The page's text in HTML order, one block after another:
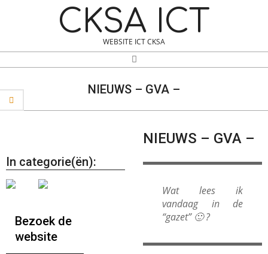
CKSA ICT
WEBSITE ICT CKSA
Search
NIEUWS – GVA –
In categorie(ën):
Bezoek de
website
NIEUWS – GVA –
Wat lees ik
vandaag in de
“gazet” 🙂 ?